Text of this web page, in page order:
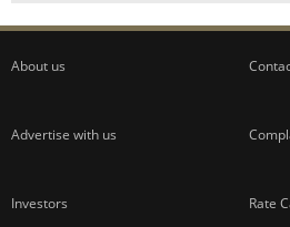
About us
Advertise with us
Investors Rate